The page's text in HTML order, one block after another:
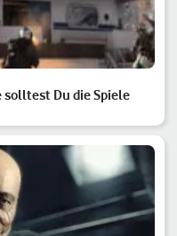
solltest Du die Spiele